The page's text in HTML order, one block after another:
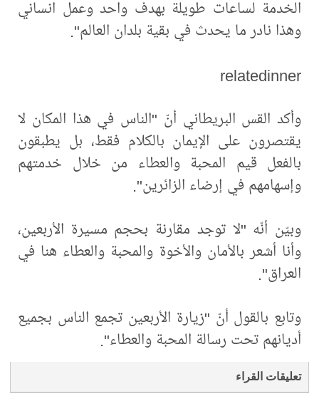
الخدمة لساعات طويلة بهدف واحد وعمل انساني
وهذا نادر ما يحدث في بقية بلدان العالم".
relatedinner
وأكد القس البريطاني أنّ "الناس في هذا المكان لا
يقتصرون على الإيمان بالكلام فقط، بل يطبقون
بالفعل قيم المحبة والعطاء من خلال خدمتهم
وإسهامهم في إرضاء الزائرين".
وبيّن أنّه "لا توجد مقارنة بحجم مسيرة الأربعين،
وأنا أشعر بالأمان والأخوة والمحبة والعطاء هنا في
العراق".
وتابع بالقول أنّ "زيارة الأربعين تجمع الناس بجميع
أديانهم تحت رسالة المحبة والعطاء".
تعليقات القراء